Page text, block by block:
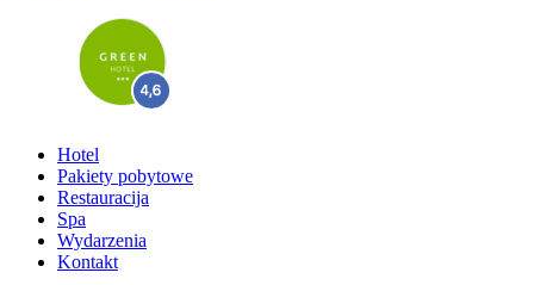
Hotel
Pakiety pobytowe
Restauracija
Spa
Wydarzenia
Kontakt